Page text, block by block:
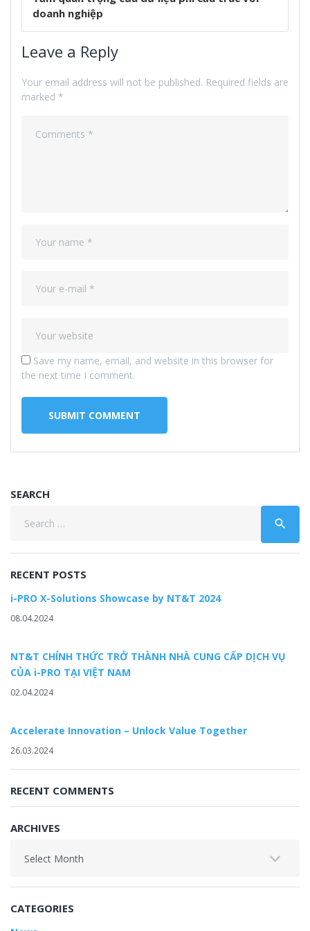
doanh nghiệp
Leave a Reply
Your email address will not be published. Required fields are
marked *
Save my name, email, and website in this browser for
the next time I comment.
SEARCH
search
RECENT POSTS
i-PRO X-Solutions Showcase by NT&T 2024
08.04.2024
NT&T CHÍNH THỨC TRỞ THÀNH NHÀ CUNG CẤP DỊCH VỤ
CỦA i-PRO TẠI VIỆT NAM
02.04.2024
Accelerate Innovation – Unlock Value Together
26.03.2024
RECENT COMMENTS
ARCHIVES
CATEGORIES